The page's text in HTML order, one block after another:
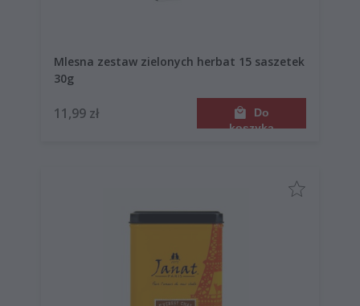
Mlesna zestaw zielonych herbat 15 saszetek
30g
11,99 zł
Do
koszyka